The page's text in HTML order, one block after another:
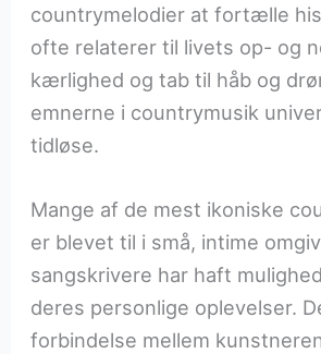
countrymelodier at fortælle
ofte relaterer til livets op- og
kærlighed og tab til håb og
emnerne i countrymusik
tidløse.
Mange af de mest ikoniske
er blevet til i små, intime
sangskrivere har haft
deres personlige oplevelser.
forbindelse mellem